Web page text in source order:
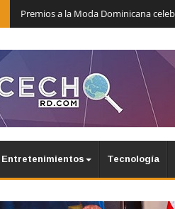
Premios a la Moda Dominicana
Entretenimientos Tecnología